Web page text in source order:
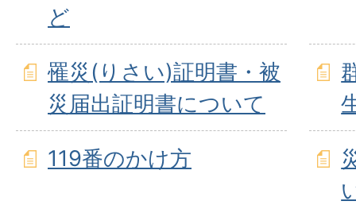
ど
罹災(りさい)証明書・被
災届出証明書について
119番のかけ方